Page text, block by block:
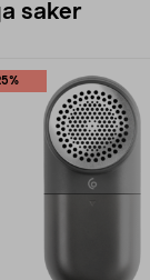
saker